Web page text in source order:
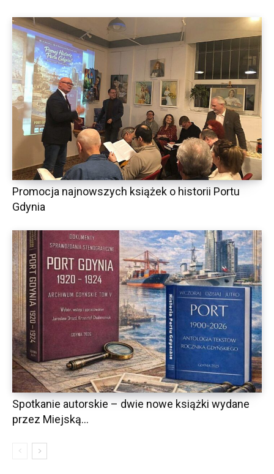
Promocja najnowszych książek o historii Portu
Gdynia
Spotkanie autorskie – dwie nowe książki wydane
przez Miejską...